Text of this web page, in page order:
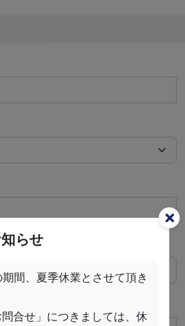
らせ
間、夏季休業とさせて頂き
合せ」につきましては、休